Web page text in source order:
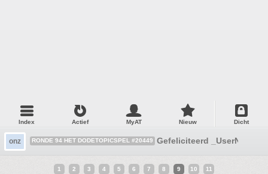
Index Actief MyAT Nieuw Dicht
onz RONDE 94 HET DODETOPICSPEL #20449 Gefeliciteerd _UserName_
1 2 3 4 5 6 7 8 9 10 11